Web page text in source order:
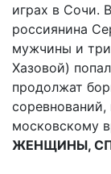
играх в Сочи.
россиянина
мужчины и
Хазовой)
продолжат
соревнований,
московскому
ЖЕНЩИНЫ,